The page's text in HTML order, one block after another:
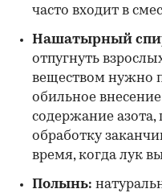
часто входит в
Нашатырный
отпугнуть
веществом нужно
обильное
содержание
обработку
время, когда лук
Полынь: